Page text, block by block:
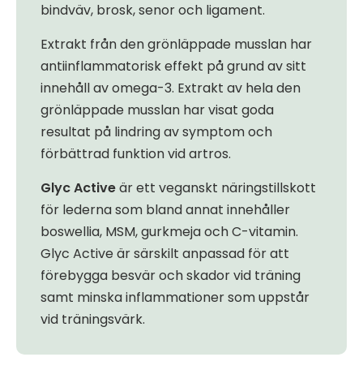
bindväv, brosk, senor och ligament.
Extrakt från den grönläppade musslan har
antiinflammatorisk effekt på grund av sitt
innehåll av omega-3. Extrakt av hela den
grönläppade musslan har visat goda
resultat på lindring av symptom och
förbättrad funktion vid artros.
Glyc Activeär ett veganskt näringstillskott
för lederna som bland annat innehåller
boswellia, MSM, gurkmeja och C-vitamin.
Glyc Active är särskilt anpassad för att
förebygga besvär och skador vid träning
samt minska inflammationer som uppstår
vid träningsvärk.